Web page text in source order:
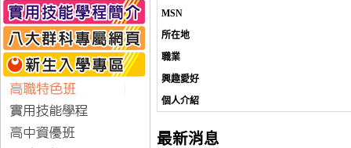
MSN
所在地
職業
興趣愛好
個人介紹
最新消息